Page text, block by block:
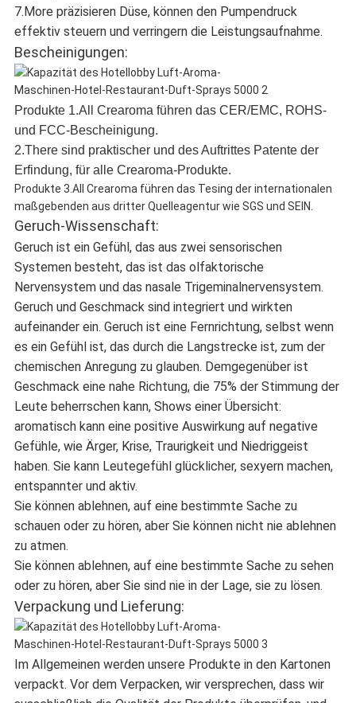
7.More präzisieren Düse, können den Pumpendruck
effektiv steuern und verringern die Leistungsaufnahme.
Bescheinigungen:
Produkte 1.All Crearoma führen das CER/EMC, ROHS-
und FCC-Bescheinigung.
2.There sind praktischer und des Auftrittes Patente der
Erfindung, für alle Crearoma-Produkte.
Produkte 3.All Crearoma führen das Tesing der internationalen
maßgebenden aus dritter Quelleagentur wie SGS und SEIN.
Geruch-Wissenschaft:
Geruch ist ein Gefühl, das aus zwei sensorischen
Systemen besteht, das ist das olfaktorische
Nervensystem und das nasale Trigeminalnervensystem.
Geruch und Geschmack sind integriert und wirkten
aufeinander ein. Geruch ist eine Fernrichtung, selbst wenn
es ein Gefühl ist, das durch die Langstrecke ist, zum der
chemischen Anregung zu glauben. Demgegenüber ist
Geschmack eine nahe Richtung, die 75% der Stimmung der
Leute beherrschen kann, Shows einer Übersicht:
aromatisch kann eine positive Auswirkung auf negative
Gefühle, wie Ärger, Krise, Traurigkeit und Niedriggeist
haben. Sie kann Leutegefühl glücklicher, sexyern machen,
entspannter und aktiv.
Sie können ablehnen, auf eine bestimmte Sache zu
schauen oder zu hören, aber Sie können nicht nie ablehnen
zu atmen.
Sie können ablehnen, auf eine bestimmte Sache zu sehen
oder zu hören, aber Sie sind nie in der Lage, sie zu lösen.
Verpackung und Lieferung:
Im Allgemeinen werden unsere Produkte in den Kartonen
verpackt. Vor dem Verpacken, wir versprechen, dass wir